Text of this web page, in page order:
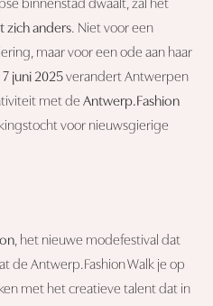
binnenstad dwaalt, zal het
zich anders. Niet voor een
maar voor een ode aan haar
juni 2025verandert Antwerpen
met deAntwerp.Fashion
voor nieuwsgierige
, het nieuwe modefestival dat
de Antwerp.Fashion Walk je op
met het creatieve talent dat in